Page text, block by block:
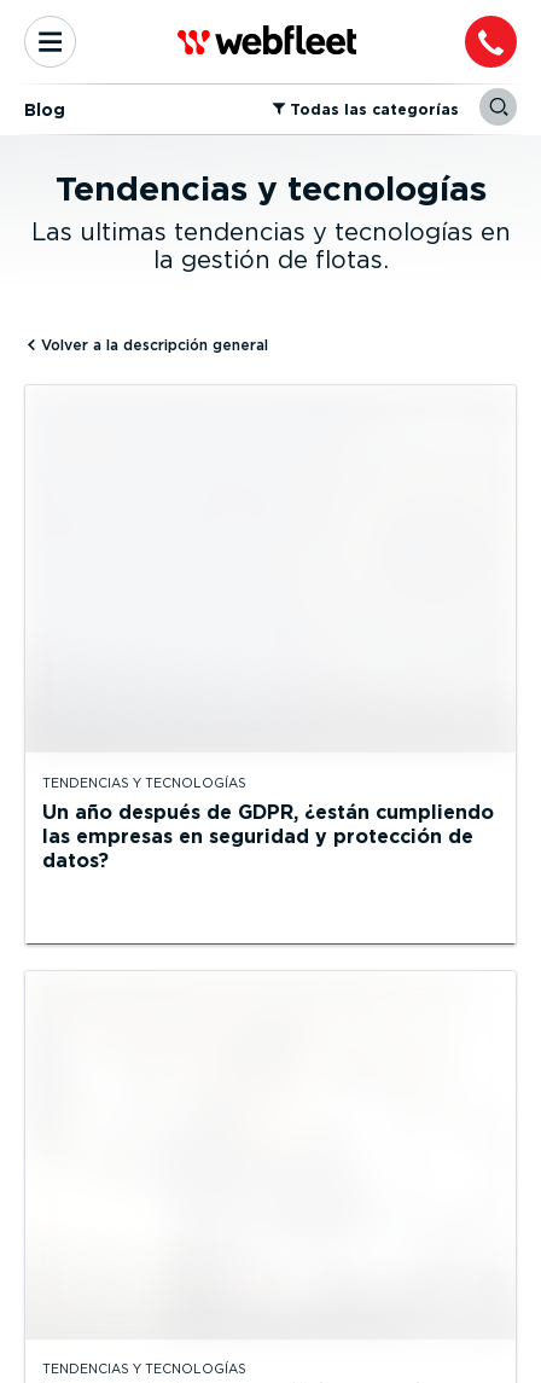
Blog ⁠Todas las categorías
Tendencias y tecnologías
Las ultimas tendencias y tecnologías en
la gestión de flotas.
Volver a la descripción general
TENDENCIAS Y TECNOLOGÍAS
Un año después de GDPR, ¿están cumpliendo
las empresas en seguridad y protección de
datos?
TENDENCIAS Y TECNOLOGÍAS